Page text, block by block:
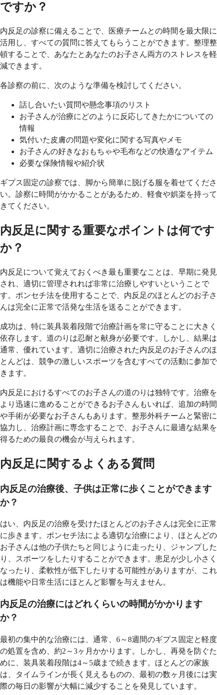
ですか？
内反足の診察に備えることで、医療チームとの時間を最大限に
活用し、すべての質問に答えてもらうことができます。整理整
頓することで、あなたとあなたのお子さん両方のストレスを軽
減できます。
各診察の前に、次のような準備を検討してください。
話し合いたい質問や懸念事項のリスト
お子さんが治療にどのように反応してきたかについての
情報
気付いた皮膚の問題や変化に関する写真やメモ
お子さんの好きなおもちゃや毛布などの快適なアイテム
必要な保険情報や紹介状
ギプス固定の診察では、脚から簡単に脱げる服を着せてくださ
い。診察に時間がかかることがあるため、軽食や娯楽を持って
きてください。
内反足に関する重要なポイントは何です
か？
内反足について覚えておくべき最も重要なことは、早期に発見
され、適切に管理されれば非常に治療しやすいということで
す。ポンセチ法を使用することで、内反足のほとんどのお子さ
んは完全に正常で活発な生活を送ることができます。
成功は、特に装具装着段階で治療計画を常に守ることに大きく
依存します。道のりは忍耐と献身が必要です。しかし、結果は
通常、優れています。適切に治療された内反足のお子さんのほ
とんどは、競争の激しいスポーツを含むすべての活動に参加で
きます。
内反足におけるすべてのお子さんの道のりは独特です。治療を
より迅速に進めることができるお子さんもいれば、追加の時間
や手術が必要なお子さんもあります。整形外科チームと緊密に
協力し、治療計画に専念することで、お子さんに最適な結果を
得るための最良の機会が与えられます。
内反足に関するよくある質問
内反足の治療後、子供は正常に歩くことができます
か？
はい、内反足の治療を受けたほとんどのお子さんは完全に正常
に歩きます。ポンセチ法による適切な治療により、ほとんどの
お子さんは他の子供たちと同じように走ったり、ジャンプした
り、スポーツをしたりすることができます。患足が少し小さく
なったり、柔軟性が低下したりする可能性がありますが、これ
は機能や日常生活にほとんど影響を与えません。
内反足の治療にはどれくらいの時間がかかります
か？
最初の集中的な治療には、通常、6～8週間のギプス固定と軽度
の処置を含め、約2～3ヶ月かかります。しかし、再発を防ぐた
めに、装具装着段階は4～5歳まで続きます。ほとんどの家族
は、タイムラインが長く見えるものの、最初の数ヶ月後には実
際の毎日の影響が大幅に減少することを発見しています。